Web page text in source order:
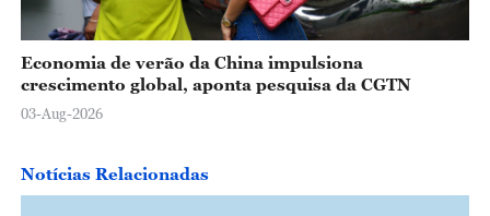
Economia de verão da China impulsiona
crescimento global, aponta pesquisa da CGTN
03-Aug-2026
Notícias Relacionadas